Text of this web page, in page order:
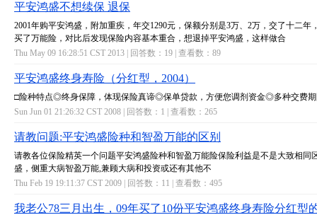
平安鸿盛不想续保 退保
2001年购平安鸿盛，附加重疾，年交1290元，保额分别是3万、2万，交了十二年
买了万能险，对比后发现保险内容基本重合，想退掉平安鸿盛，这样做合
Thu May 09 16:28:51 CST 2013 | 回答数： 19 | 查看数： 89
平安鸿盛终身寿险（分红型，2004）
□险种特点◎终身保障，体现保险真谛◎保单贷款，方便您调剂资金◎多种交费
Sun Jun 01 21:26:32 CST 2008 | 回答数： 1 | 查看数： 265
请教问题:平安鸿盛险种和智盈万能的区别
请教各位保险精英一个问题平安鸿盛险种和智盈万能险保险利益是不是大致相同
盛，侧重大病智盈万能,兼顾大病和投资或还有其他不
Thu Feb 19 19:11:37 CST 2009 | 回答数： 11 | 查看数： 495
我老公78三月出生，09年买了10份平安鸿盛终身寿险分红型